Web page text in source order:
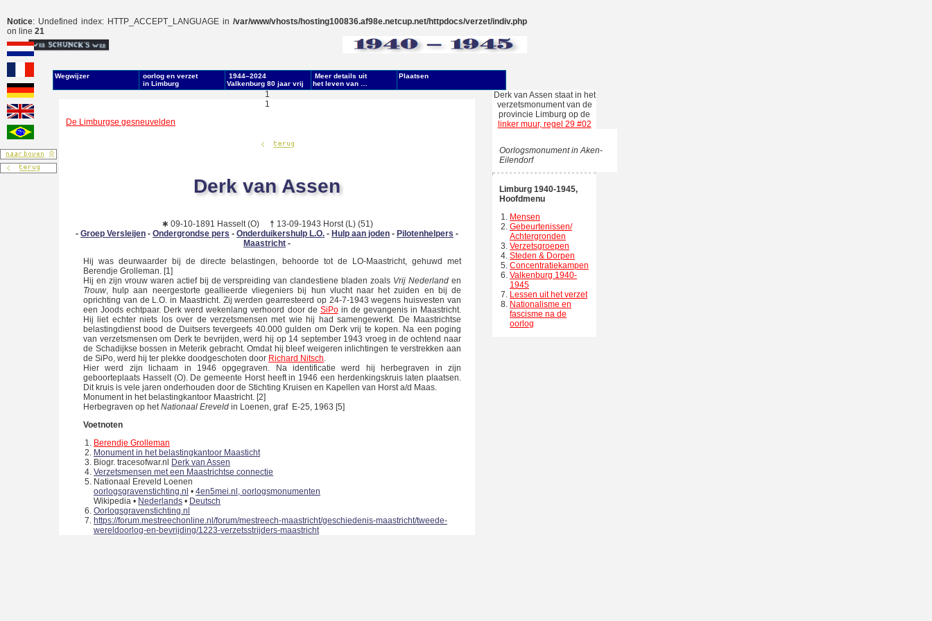
Notice: Undefined index: HTTP_ACCEPT_LANGUAGE in /var/www/vhosts/hosting100836.af98e.netcup.net/httpdocs/verzet/indiv.php
on line 21
Derk van Assen staat in het
verzetsmonument van de
provincie Limburg op de
linker muur, regel 29 #02
Oorlogsmonument in Aken-
Eilendorf
Limburg 1940-1945,
Hoofdmenu
Mensen
Gebeurtenissen/
Achtergronden
Verzetsgroepen
Steden & Dorpen
Concentratiekampen
Valkenburg 1940-
1945
Lessen uit het verzet
Nationalisme en
fascisme na de
oorlog
1
1
De Limburgse gesneuvelden
Derk van Assen
∗ 09-10-1891 Hasselt (O) † 13-09-1943 Horst (L) (51)
- Groep Versleijen - Ondergrondse pers - Onderduikershulp L.O. - Hulp aan joden - Pilotenhelpers -
Maastricht -
Hij was deurwaarder bij de directe belastingen, behoorde tot de LO-Maastricht, gehuwd met
Berendje Grolleman. [1]
Hij en zijn vrouw waren actief bij de verspreiding van clandestiene bladen zoals Vrij Nederland en
Trouw, hulp aan neergestorte geallieerde vliegeniers bij hun vlucht naar het zuiden en bij de
oprichting van de L.O. in Maastricht. Zij werden gearresteerd op 24-7-1943 wegens huisvesten van
een Joods echtpaar. Derk werd wekenlang verhoord door de SiPoin de gevangenis in Maastricht.
Hij liet echter niets los over de verzetsmensen met wie hij had samengewerkt. De Maastrichtse
belastingdienst bood de Duitsers tevergeefs 40.000 gulden om Derk vrij te kopen. Na een poging
van verzetsmensen om Derk te bevrijden, werd hij op 14 september 1943 vroeg in de ochtend naar
de Schadijkse bossen in Meterik gebracht. Omdat hij bleef weigeren inlichtingen te verstrekken aan
de SiPo, werd hij ter plekke doodgeschoten door Richard Nitsch.
Hier werd zijn lichaam in 1946 opgegraven. Na identificatie werd hij herbegraven in zijn
geboorteplaats Hasselt (O). De gemeente Horst heeft in 1946 een herdenkingskruis laten plaatsen.
Dit kruis is vele jaren onderhouden door de Stichting Kruisen en Kapellen van Horst a/d Maas.
Monument in het belastingkantoor Maastricht. [2]
Herbegraven op hetNationaal Ereveld in Loenen, graf E-25, 1963 [5]
Voetnoten
Berendje Grolleman
Monument in het belastingkantoor Maasticht
Biogr. tracesofwar.nl Derk van Assen
Verzetsmensen met een Maastrichtse connectie
Nationaal Ereveld Loenen
oorlogsgravenstichting.nl • 4en5mei.nl, oorlogsmonumenten
Wikipedia • Nederlands • Deutsch
Oorlogsgravenstichting.nl
https://forum.mestreechonline.nl/forum/mestreech-maastricht/geschiedenis-maastricht/tweede-
wereldoorlog-en-bevrijding/1223-verzetsstrijders-maastricht
Wegwĳzer
oorlog en verzet
in Limburg
1944–2024
Valkenburg 80 jaar vrĳ
Meer details uit
het leven van …
Plaatsen